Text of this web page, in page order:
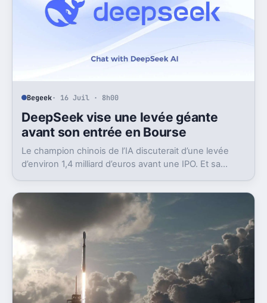
Begeek· 16 Juil · 8h00
DeepSeek vise une levée géante
avant son entrée en Bourse
Le champion chinois de l’IA discuterait d’une levée
d’environ 1,4 milliard d’euros avant une IPO. Et sa